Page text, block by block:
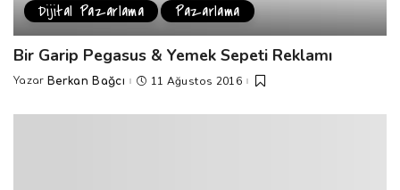
Dijital Pazarlama Pazarlama
Bir Garip Pegasus & Yemek Sepeti Reklamı
Posted
Yazar Berkan Bağcı 11 Ağustos 2016